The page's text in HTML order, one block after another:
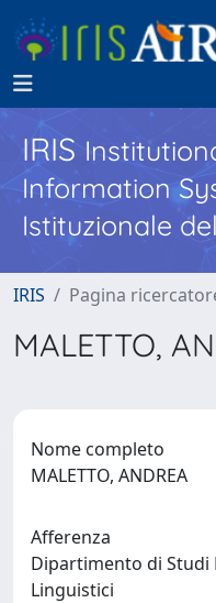
IRIS
Information
Istituzionale
IRIS Pagina
MALETTO,
Nome completo
MALETTO, ANDREA
Afferenza
Dipartimento di Studi
Linguistici